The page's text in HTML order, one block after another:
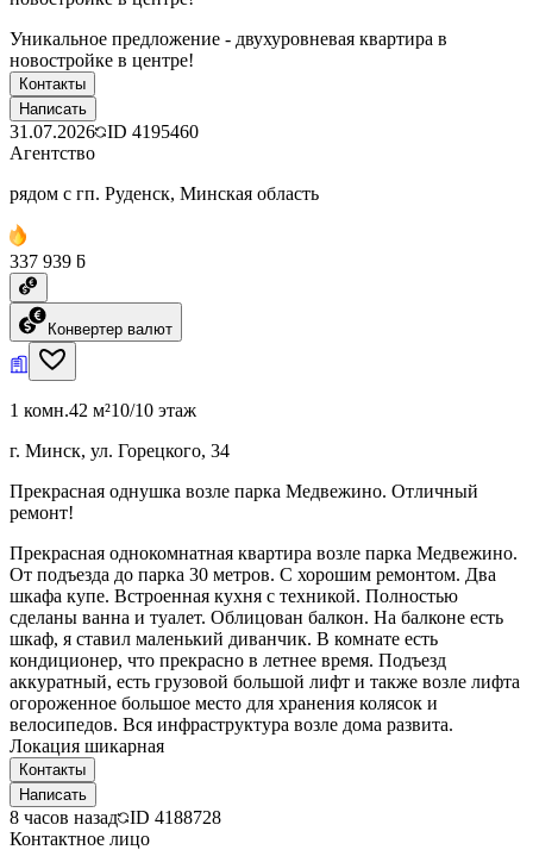
Уникальное предложение - двухуровневая квартира в
новостройке в центре!
Контакты
Написать
31.07.2026 ID 4195460
Агентство
рядом с гп. Руденск, Минская область
337 939 ƃ
Конвертер валют
1 комн.42 м²10/10 этаж
г. Минск, ул. Горецкого, 34
Прекрасная однушка возле парка Медвежино. Отличный
ремонт!
Прекрасная однокомнатная квартира возле парка Медвежино.
От подъезда до парка 30 метров. С хорошим ремонтом. Два
шкафа купе. Встроенная кухня с техникой. Полностью
сделаны ванна и туалет. Облицован балкон. На балконе есть
шкаф, я ставил маленький диванчик. В комнате есть
кондиционер, что прекрасно в летнее время. Подъезд
аккуратный, есть грузовой большой лифт и также возле лифта
огороженное большое место для хранения колясок и
велосипедов. Вся инфраструктура возле дома развита.
Локация шикарная
Контакты
Написать
8 часов назад ID 4188728
Контактное лицо